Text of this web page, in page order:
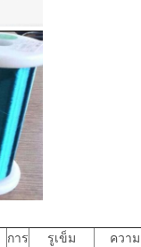
การ
รูเข็ม
ความ